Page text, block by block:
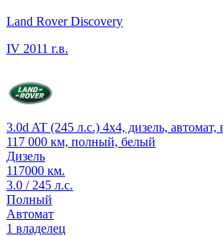
Land Rover Discovery
IV 2011 г.в.
3.0d AT (245 л.с.) 4x4, дизель,
117 000 км, полный, белый
Дизель
117000 км.
3.0 / 245 л.с.
Полный
Автомат
1 владелец